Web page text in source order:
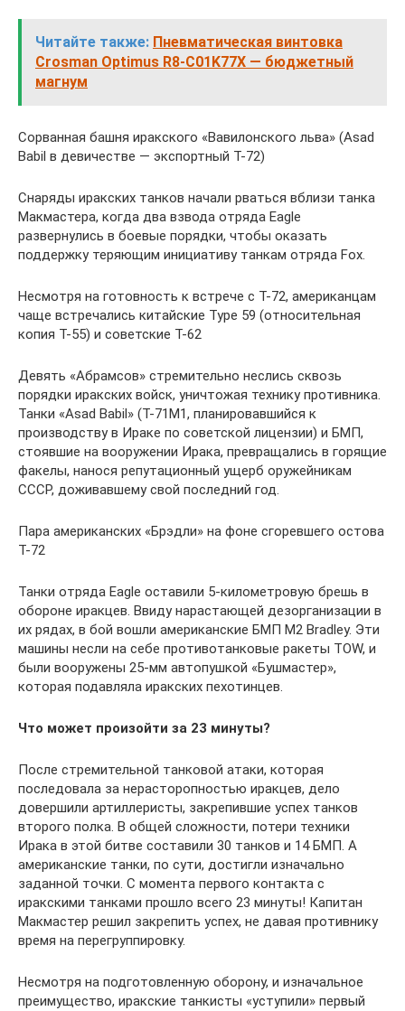
Читайте также: Пневматическая винтовка
Crosman Optimus R8-C01K77Х — бюджетный
магнум
Сорванная башня иракского «Вавилонского льва» (Asad
Babil в девичестве — экспортный Т-72)
Снаряды иракских танков начали рваться вблизи танка
Макмастера, когда два взвода отряда Eagle
развернулись в боевые порядки, чтобы оказать
поддержку теряющим инициативу танкам отряда Fox.
Несмотря на готовность к встрече с Т-72, американцам
чаще встречались китайские Type 59 (относительная
копия Т-55) и советские Т-62
Девять «Абрамсов» стремительно неслись сквозь
порядки иракских войск, уничтожая технику противника.
Танки «Asad Babil» (Т-71М1, планировавшийся к
производству в Ираке по советской лицензии) и БМП,
стоявшие на вооружении Ирака, превращались в горящие
факелы, нанося репутационный ущерб оружейникам
СССР, доживавшему свой последний год.
Пара американских «Брэдли» на фоне сгоревшего остова
Т-72
Танки отряда Eagle оставили 5-километровую брешь в
обороне иракцев. Ввиду нарастающей дезорганизации в
их рядах, в бой вошли американские БМП M2 Bradley. Эти
машины несли на себе противотанковые ракеты TOW, и
были вооружены 25-мм автопушкой «Бушмастер»,
которая подавляла иракских пехотинцев.
Что может произойти за 23 минуты?
После стремительной танковой атаки, которая
последовала за нерасторопностью иракцев, дело
довершили артиллеристы, закрепившие успех танков
второго полка. В общей сложности, потери техники
Ирака в этой битве составили 30 танков и 14 БМП. А
американские танки, по сути, достигли изначально
заданной точки. С момента первого контакта с
иракскими танками прошло всего 23 минуты! Капитан
Макмастер решил закрепить успех, не давая противнику
время на перегруппировку.
Несмотря на подготовленную оборону, и изначальное
преимущество, иракские танкисты «уступили» первый